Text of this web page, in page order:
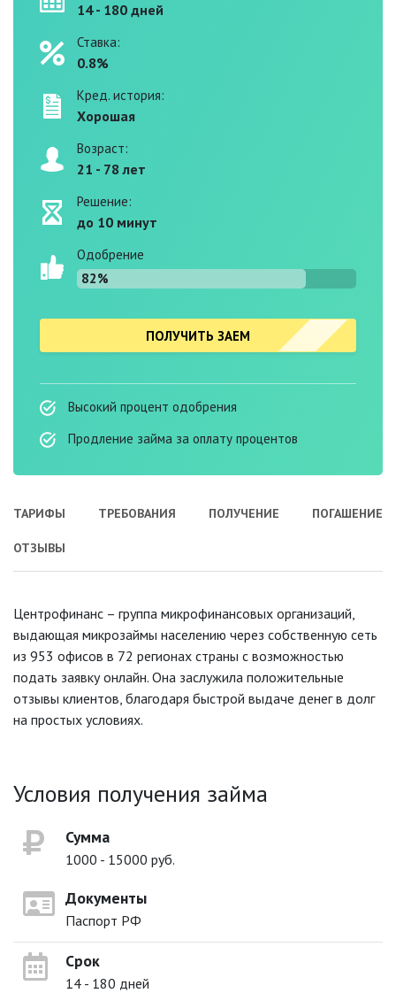
14 - 180 дней
Ставка:
0.8%
Кред. история:
Хорошая
Возраст:
21 - 78 лет
Решение:
до 10 минут
Одобрение
82%
ПОЛУЧИТЬ ЗАЕМ
Высокий процент одобрения
Продление займа за оплату процентов
ТАРИФЫ ТРЕБОВАНИЯ ПОЛУЧЕНИЕ ПОГАШЕНИЕ
ОТЗЫВЫ
Центрофинанс – группа микрофинансовых организаций,
выдающая микрозаймы населению через собственную сеть
из 953 офисов в 72 регионах страны с возможностью
подать заявку онлайн. Она заслужила положительные
отзывы клиентов, благодаря быстрой выдаче денег в долг
на простых условиях.
Условия получения займа
Сумма
1000 - 15000 руб.
Документы
Паспорт РФ
Срок
14 - 180 дней